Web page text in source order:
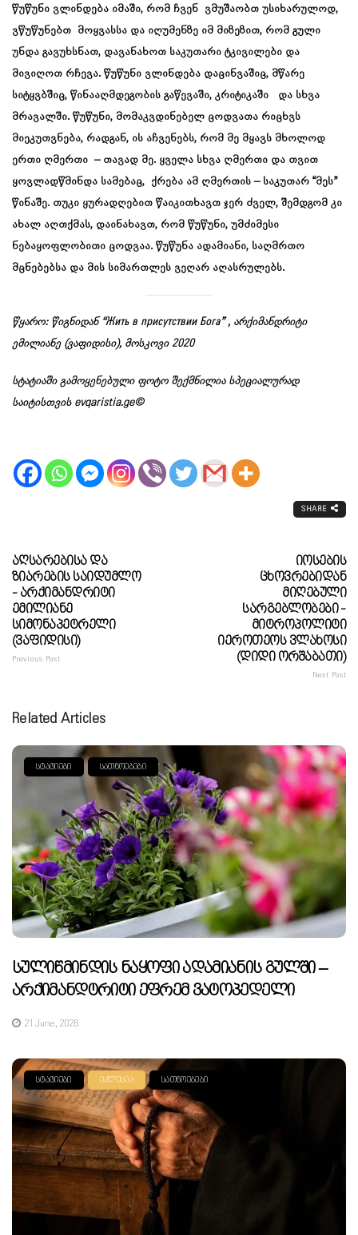
წუწუნი ვლინდება იმაში, რომ ჩვენ ვმუშაობთ უსიხარულოდ,
ვწუწუნებთ მოყვასსა და იღუმენზე იმ მიზეზით, რომ გული
უნდა გავუხსნათ, დავანახოთ საკუთარი ტკივილები და
მივიღოთ რჩევა. წუწუნი ვლინდება დაცინვაშიც, მწარე
სიტყვბშიც, წინააღმდეგობის გაწევაში, კრიტიკაში და სხვა
მრავალში. წუწუნი, მომაკვდინებელ ცოდვათა რიცხვს
მიეკუთვნება, რადგან, ის აჩვენებს, რომ მე მყავს მხოლოდ
ერთი ღმერთი – თავად მე. ყველა სხვა ღმერთი და თვით
ყოვლადწმინდა სამებაც, ქრება ამ ღმერთის – საკუთარ “მეს”
წინაშე. თუკი ყურადღებით წაიკითხავთ ჯერ ძველ, შემდგომ კი
ახალ აღთქმას, დაინახავთ, რომ წუწუნი, უმძიმესი
ნებაყოფლობითი ცოდვაა. წუწუნა ადამიანი, საღმრთო
მცნებებსა და მის სიმართლეს ვეღარ აღასრულებს.
წყარო: წიგნიდან “Жить в присутствии Бога” , არქიმანდრიტი
ემილიანე (ვაფიდისი), მოსკოვი 2020
სტატიაში გამოყენებული ფოტო შექმნილია სპეციალურად
საიტისთვის evqaristia.ge©
SHARE
Აღსარებისა Და
Ზიარების Საიდუმლო
- Არქიმანდრიტი
Ემილიანე
Სიმონაპეტრელი
(ვაფიდისი)
Previous Post
Იოსების
Ცხოვრებიდან
Მიღებული
Სარგებლობები -
Მიტროპოლიტი
Იეროთეოს Ვლახოსი
(დიდი Ორშაბათი)
Next Post
Related Articles
ᲡᲢᲐᲢᲘᲔᲑᲘ ᲡᲐᲗᲜᲝᲔᲑᲔᲑᲘ
Სულიწმინდის Ნაყოფი Ადამიანის Გულში –
Არქიმანდტრიტი Ეფრემ Ვატოპედელი
21 June, 2026
ᲡᲢᲐᲢᲘᲔᲑᲘ ᲔᲙᲚᲔᲡᲘᲐ ᲡᲐᲗᲜᲝᲔᲑᲔᲑᲘ